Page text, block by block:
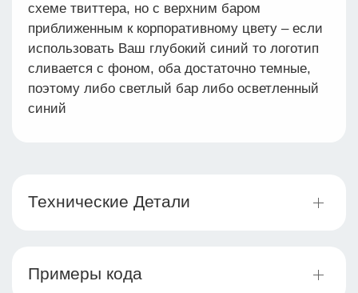
схеме твиттера, но с верхним баром
приближенным к корпоративному цвету – если
использовать Ваш глубокий синий то логотип
сливается с фоном, оба достаточно темные,
поэтому либо светлый бар либо осветленный
синий
Технические Детали
Примеры кода